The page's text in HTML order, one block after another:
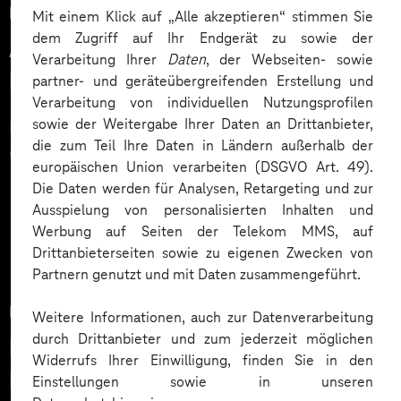
Mit einem Klick auf „Alle akzeptieren“ stimmen Sie
dem Zugriff auf Ihr Endgerät zu sowie der
Verarbeitung Ihrer Daten, der Webseiten- sowie
partner- und geräteübergreifenden Erstellung und
Verarbeitung von individuellen Nutzungsprofilen
sowie der Weitergabe Ihrer Daten an Drittanbieter,
die zum Teil Ihre Daten in Ländern außerhalb der
europäischen Union verarbeiten (DSGVO Art. 49).
Die Daten werden für Analysen, Retargeting und zur
Ausspielung von personalisierten Inhalten und
Werbung auf Seiten der Telekom MMS, auf
Drittanbieterseiten sowie zu eigenen Zwecken von
Partnern genutzt und mit Daten zusammengeführt.
Weitere Informationen, auch zur Datenverarbeitung
durch Drittanbieter und zum jederzeit möglichen
Widerrufs Ihrer Einwilligung, finden Sie in den
Einstellungen sowie in unseren
eingeschränkter Mobilität oder kognitiver Defizite die
angebotenen Lösungen ebenfalls nutzen können. Die
TK bat Telekom MMS um einePrüfung ihrer beiden
Apps „TK Safe“ und „TK App“, um herauszufinden,
wie diese in Hinblick auf die Barrierefreiheit in den
unterschiedlichen Nutzerkreisen abschneiden.
Lösung
An alle Bedürfnisse aller
Nutzergruppen denken
Bei der Entwicklung barrierearmer Angebote kommt
es auf das kleinste Detail an, alle Möglichkeiten
müssen durchdacht werden. Eine Schaltfläche etwa,
die selbst für seheingeschränkte Menschen
problemlos lesbar ist, lässt sich für eine Person mit
eingeschränkter Mobilität nicht betätigen. Und wenn
dieses Problem behoben ist, erschließen sich
Beschriftung und Funktion möglicherweise einer
anderen Person mit kognitiven Einschränkungen
nicht. Es gibt also viele Anforderungen. Diese lassen
sich am besten im Rahmen einer
strukturierten
Mehr laden
Nutzen
Mehr als eine Prüfung: Konkrete
Hinweise für die Entwicklung